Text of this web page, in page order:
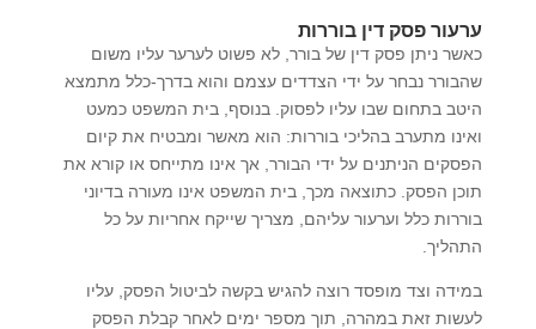
ערעור פסק דין בוררות
כאשר ניתן פסק דין של בורר, לא פשוט לערער עליו משום
שהבורר נבחר על ידי הצדדים עצמם והוא בדרך-כלל מתמצא
היטב בתחום שבו עליו לפסוק. בנוסף, בית המשפט כמעט
ואינו מתערב בהליכי בוררות: הוא מאשר ומבטיח את קיום
הפסקים הניתנים על ידי הבורר, אך אינו מתייחס או קורא את
תוכן הפסק. כתוצאה מכך, בית המשפט אינו מעורה בדיוני
בוררות כלל וערעור עליהם, מצריך שייקח אחריות על כל
התהליך.
במידה וצד מופסד רוצה להגיש בקשה לביטול הפסק, עליו
לעשות זאת במהרה, תוך מספר ימים לאחר קבלת הפסק